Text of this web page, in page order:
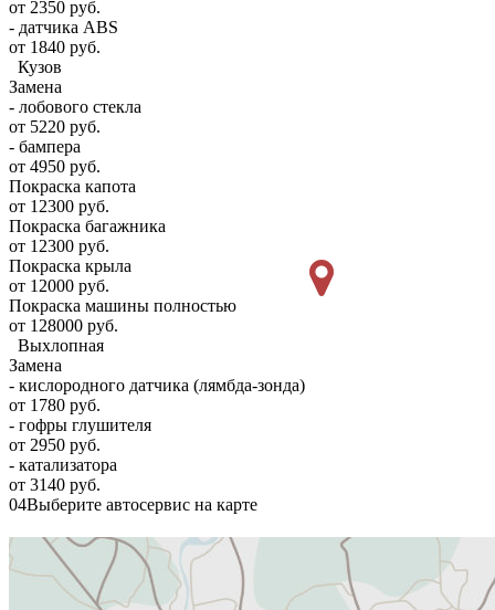
от 2350 руб.
- датчика ABS
от 1840 руб.
Кузов
Замена
- лобового стекла
от 5220 руб.
- бампера
от 4950 руб.
Покраска капота
от 12300 руб.
Покраска багажника
от 12300 руб.
Покраска крыла
от 12000 руб.
Покраска машины полностью
от 128000 руб.
Выхлопная
Замена
- кислородного датчика (лямбда-зонда)
от 1780 руб.
- гофры глушителя
от 2950 руб.
- катализатора
от 3140 руб.
04Выберите автосервис на карте